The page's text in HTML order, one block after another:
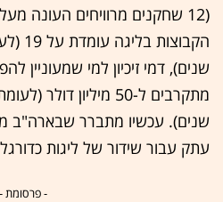
(12 שחקנים מרוויחים העונה
שנים), דמי זיכיון למי שמעוניין
שנים). עכשיו מתברר שבארה"ב
עתק עבור שידור של ליגות
- פרסומת -